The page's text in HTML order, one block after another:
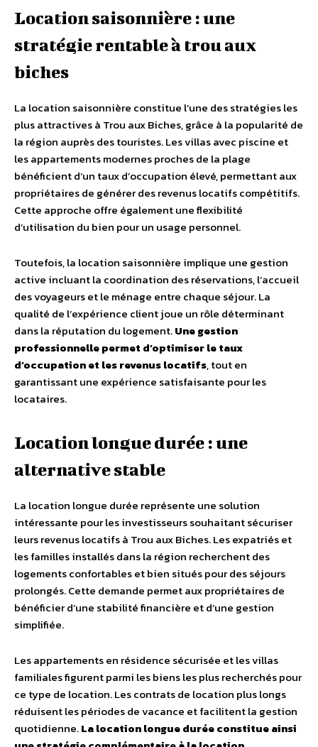
Location saisonnière : une
stratégie rentable à trou aux
biches
La location saisonnière constitue l’une des stratégies les
plus attractives à Trou aux Biches, grâce à la popularité de
la région auprès des touristes. Les villas avec piscine et
les appartements modernes proches de la plage
bénéficient d’un taux d’occupation élevé, permettant aux
propriétaires de générer des revenus locatifs compétitifs.
Cette approche offre également une flexibilité
d’utilisation du bien pour un usage personnel.
Toutefois, la location saisonnière implique une gestion
active incluant la coordination des réservations, l’accueil
des voyageurs et le ménage entre chaque séjour. La
qualité de l’expérience client joue un rôle déterminant
dans la réputation du logement.Une gestion
professionnelle permet d’optimiser le taux
d’occupation et les revenus locatifs, tout en
garantissant une expérience satisfaisante pour les
locataires.
Location longue durée : une
alternative stable
La location longue durée représente une solution
intéressante pour les investisseurs souhaitant sécuriser
leurs revenus locatifs à Trou aux Biches. Les expatriés et
les familles installés dans la région recherchent des
logements confortables et bien situés pour des séjours
prolongés. Cette demande permet aux propriétaires de
bénéficier d’une stabilité financière et d’une gestion
simplifiée.
Les appartements en résidence sécurisée et les villas
familiales figurent parmi les biens les plus recherchés pour
ce type de location. Les contrats de location plus longs
réduisent les périodes de vacance et facilitent la gestion
quotidienne.La location longue durée constitue ainsi